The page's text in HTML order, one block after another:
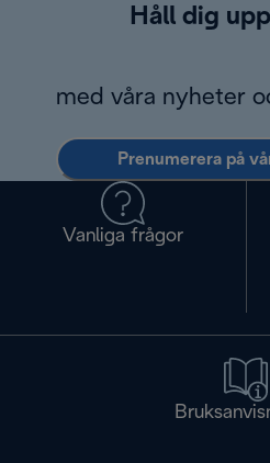
Håll dig
med våra nyheter
Prenumerera på
Vanliga frågor